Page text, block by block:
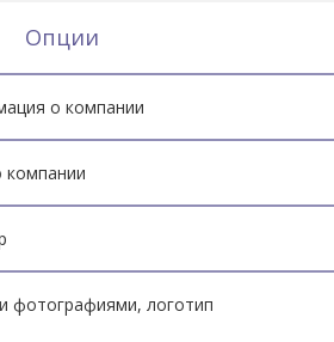
Опции
о компании
компании
фотографиями, логотип